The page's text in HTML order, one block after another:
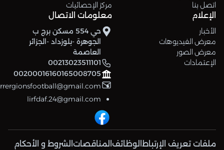
اتصل بنا
مركز الإحصائيات
الإعلام
الأخبار
معرض الفيديوهات
معرض الصور
الإعتمادات
معلومات الاتصال
حي 554 مسكن برج ب
الجوهرة -بلوزداد -الجزائر
العاصمة
00213023511101
00200016160165008705
lirfdaf.24@gmail.com
ملفات تعريف الإرتباط الوظائف المناقصات الشروط و الأحكام